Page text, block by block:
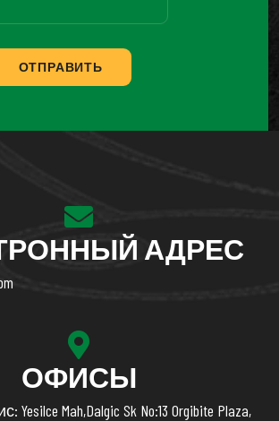
ОТПРАВИТЬ
АДРЕС
ОФИСЫ
Mah,Dalgic Sk No:13 Orgibite Plaza,